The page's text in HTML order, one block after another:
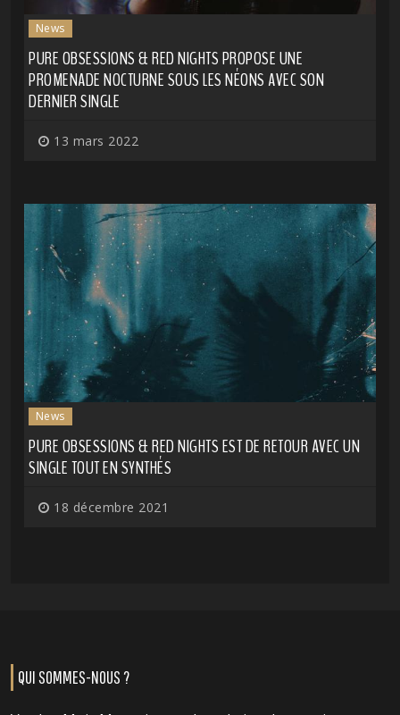
News
PURE OBSESSIONS & RED NIGHTS PROPOSE UNE
PROMENADE NOCTURNE SOUS LES NÉONS AVEC SON
DERNIER SINGLE
13 mars 2022
News
PURE OBSESSIONS & RED NIGHTS EST DE RETOUR AVEC UN
SINGLE TOUT EN SYNTHÉS
18 décembre 2021
QUI SOMMES-NOUS ?